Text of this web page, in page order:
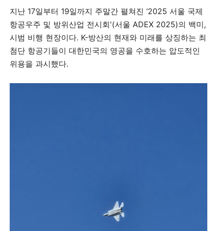
지난 17일부터 19일까지 주말간 펼쳐진 ‘2025 서울 국제
항공우주 및 방위산업 전시회'(서울 ADEX 2025)의 백미,
시범 비행 현장이다. K-방산의 현재와 미래를 상징하는 최
첨단 항공기들이 대한민국의 영공을 수호하는 압도적인
위용을 과시했다.